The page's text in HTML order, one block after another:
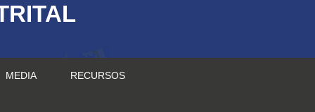
MEDIA RECURSOS